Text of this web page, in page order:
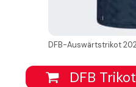
DFB-Auswärtstrikot
DFB